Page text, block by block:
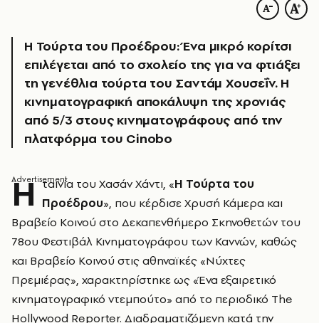
Η Τούρτα του Προέδρου: Ένα μικρό κορίτσι
επιλέγεται από το σχολείο της για να φτιάξει
τη γενέθλια τούρτα του Σαντάμ Χουσεΐν. H
κινηματογραφική αποκάλυψη της χρονιάς
από 5/3 στους κινηματογράφους από την
πλατφόρμα του Cinobo
Η ταινία του Χασάν Χάντι, «Η Τούρτα του
Προέδρου», που κέρδισε Χρυσή Κάμερα και
Βραβείο Κοινού στο Δεκαπενθήμερο Σκηνοθετών του
78ου Φεστιβάλ Κινηματογράφου των Καννών, καθώς
και Βραβείο Κοινού στις αθηναϊκές «Νύχτες
Πρεμιέρας», χαρακτηρίστηκε ως «Ένα εξαιρετικό
κινηματογραφικό ντεμπούτο» από το περιοδικό The
Hollywood Reporter. Διαδραματιζόμενη κατά την